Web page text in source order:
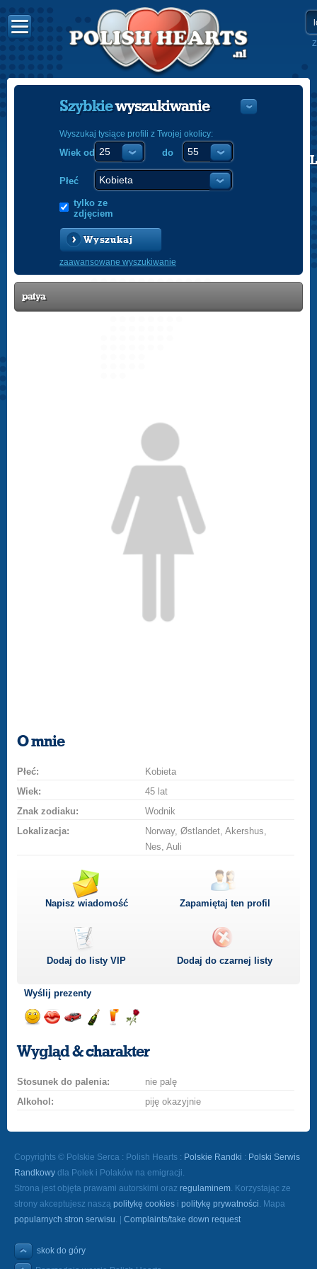
POLISH
Szybkiewyszukiwanie
Wyszukaj tysiące profili z Twojej okolicy:
Wiek od do
Płeć
tylko ze
zdjęciem
Wyszukaj
zaawansowane wyszukiwanie
patya
O mnie
Płeć:
Kobieta
Wiek:
45 lat
Znak zodiaku:
Wodnik
Lokalizacja:
Norway, Østlandet, Akershus,
Nes, Auli
Napisz wiadomość Zapamiętaj ten profil
Dodaj do listyVIP Dodaj do czarnej listy
Wyślij prezenty
uśmiech
buziakasamochodem
szampana
drinka
różę
Wygląd & charakter
Stosunek do palenia:
nie palę
Alkohol:
piję okazyjnie
Copyrights © Polskie Serca : Polish Hearts : Polskie Randki : Polski Serwis
Randkowy dla Polek i Polaków na emigracji.
Strona jest objęta prawami autorskimi oraz regulaminem. Korzystając ze
strony akceptujesz naszą politykę cookies i politykę prywatności. Mapa
popularnych stron serwisu. | Complaints/take down request
skok do góry